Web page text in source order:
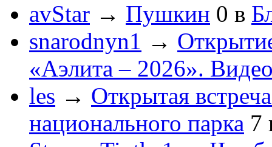
avStar → Пушкин 0 в
snarodnyn1 →
«Аэлита – 2026».
les → Открытая
национального парка 7